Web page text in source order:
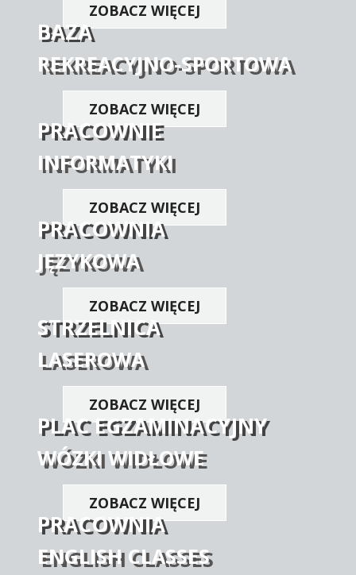
ZOBACZ WIĘCEJ
BAZA
REKREACYJNO-SPORTOWA
ZOBACZ WIĘCEJ
PRACOWNIE
INFORMATYKI
ZOBACZ WIĘCEJ
PRACOWNIA
JĘZYKOWA
ZOBACZ WIĘCEJ
STRZELNICA
LASEROWA
ZOBACZ WIĘCEJ
PLAC EGZAMINACYJNY
WÓZKI WIDŁOWE
ZOBACZ WIĘCEJ
PRACOWNIA
ENGLISH CLASSES